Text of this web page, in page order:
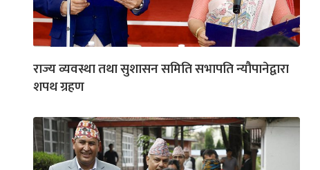
राज्य व्यवस्था तथा सुशासन समिति सभापति न्यौपानेद्वारा
शपथ ग्रहण